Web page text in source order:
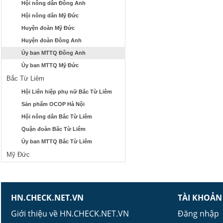
Hội nông dân Đông Anh
Hội nông dân Mỹ Đức
Huyện đoàn Mỹ Đức
Huyện đoàn Đông Anh
Ủy ban MTTQ Đông Anh
Ủy ban MTTQ Mỹ Đức
Bắc Từ Liêm
Hội Liên hiệp phụ nữ Bắc Từ Liêm
Sản phẩm OCOP Hà Nội
Hội nông dân Bắc Từ Liêm
Quận đoàn Bắc Từ Liêm
Ủy ban MTTQ Bắc Từ Liêm
Mỹ Đức
HN.CHECK.NET.VN
Giới thiệu về HN.CHECK.NET.VN
TÀI KHOẢN
Đăng nhập